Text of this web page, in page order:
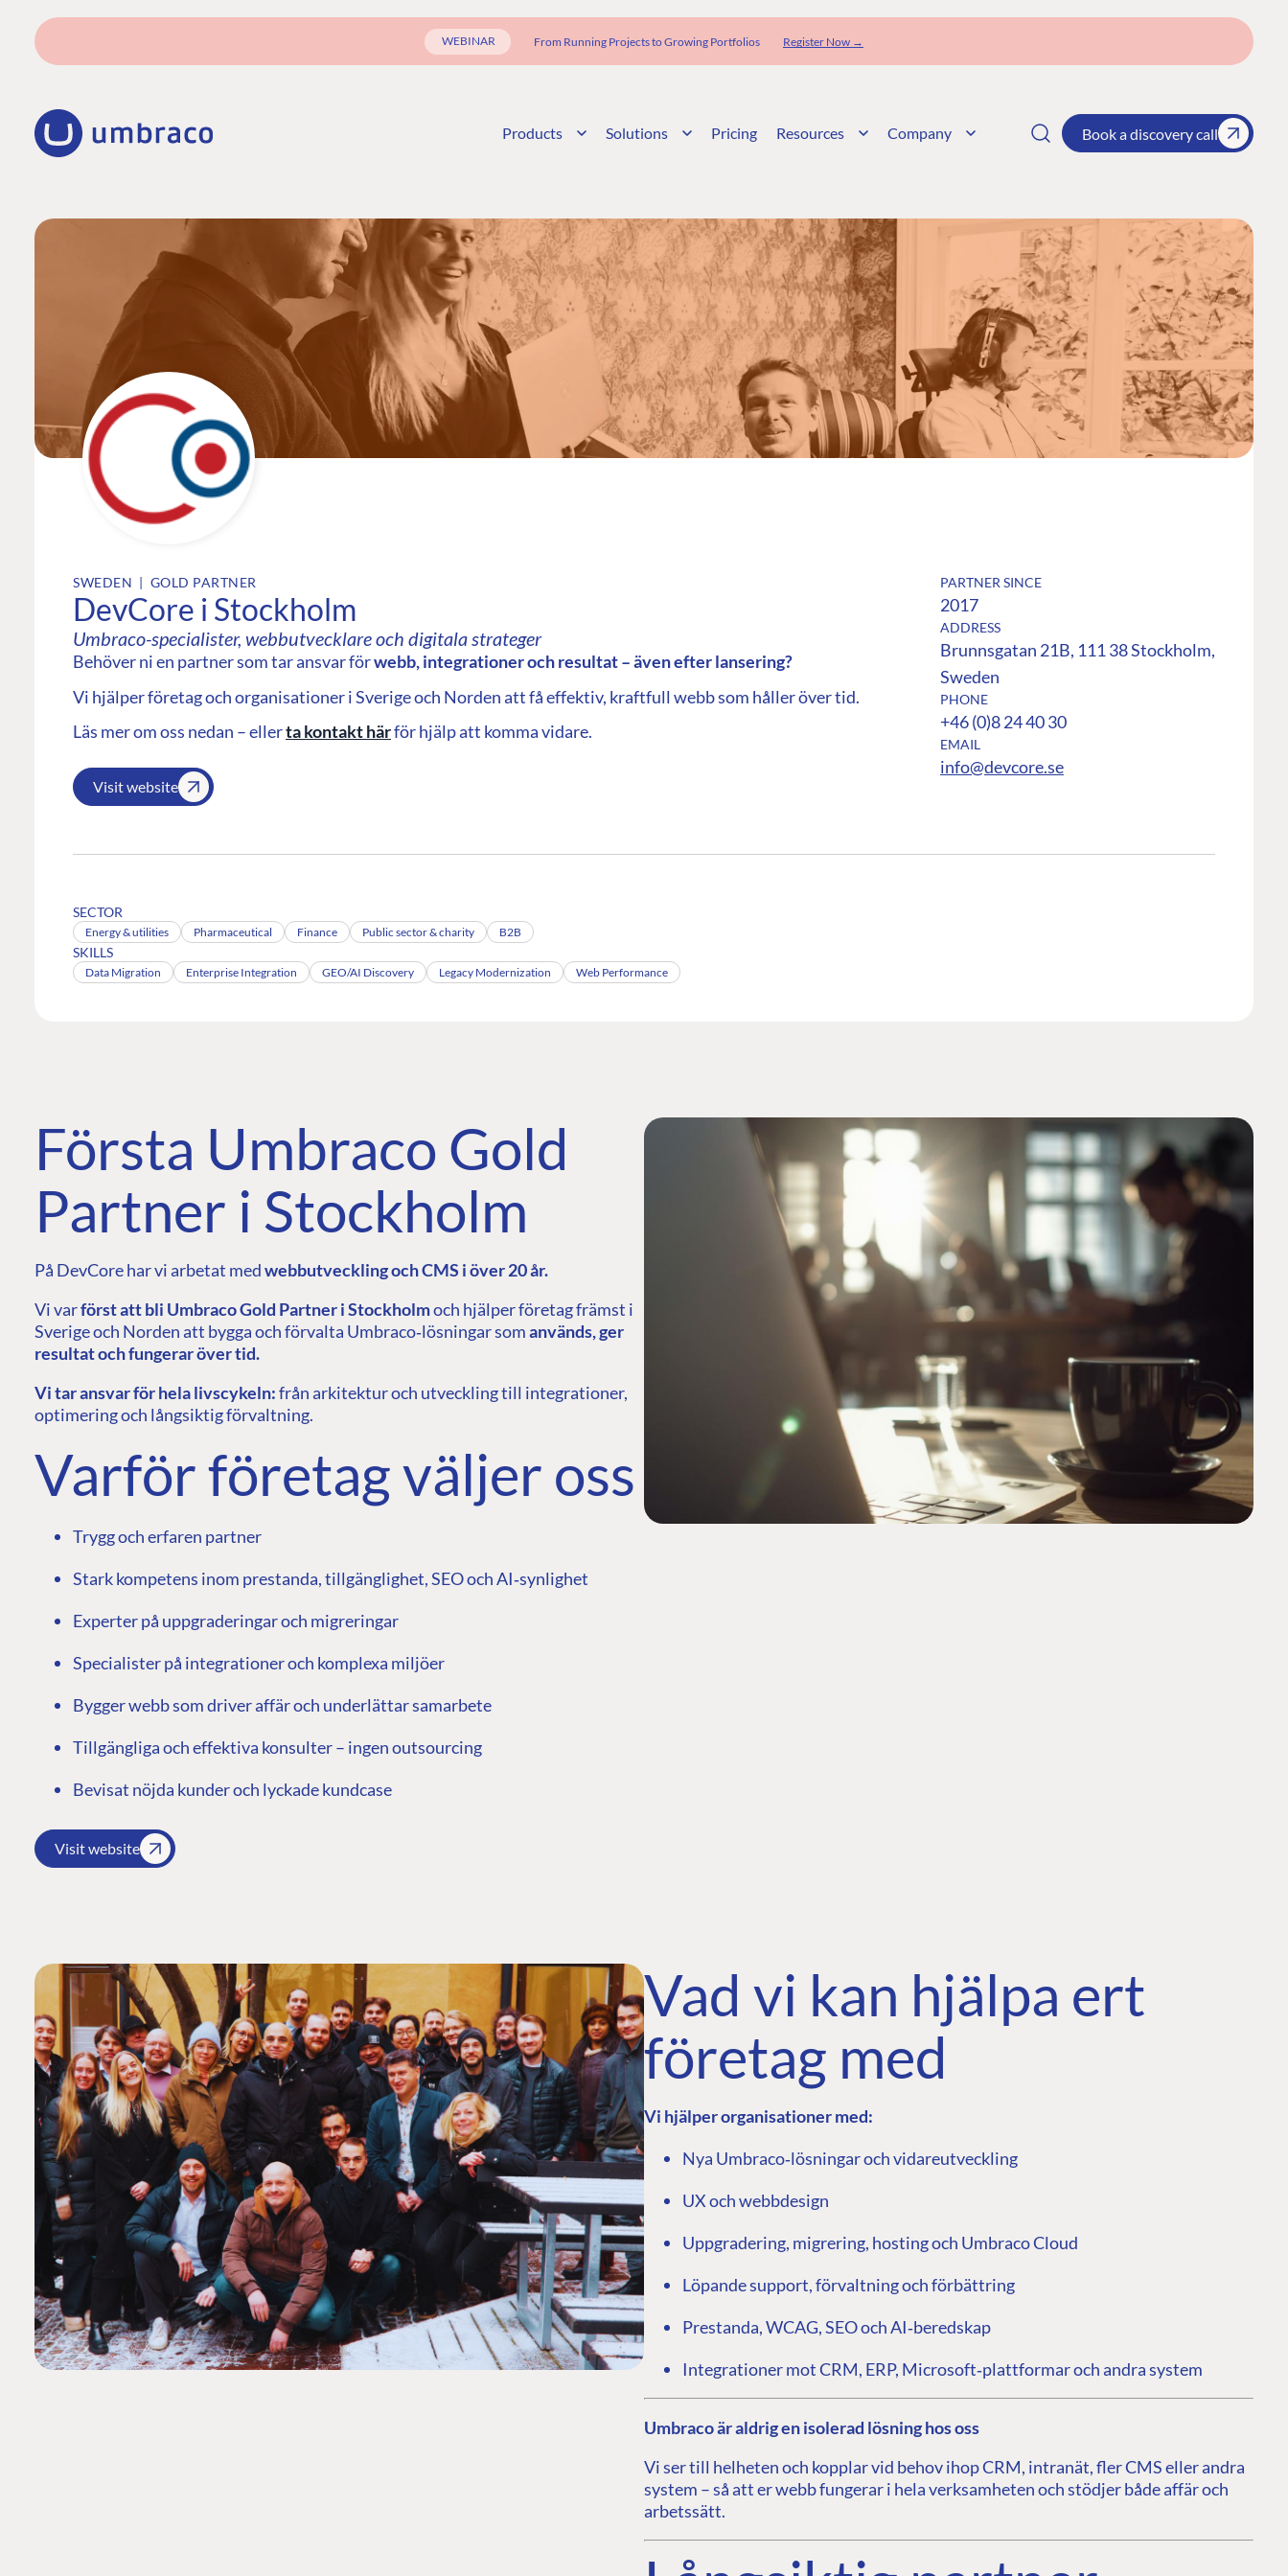
WEBINAR From Running Projects to Growing Portfolios Register Now →
Products Solutions Pricing Resources Company Book a discovery call
SWEDEN | GOLD PARTNER
DevCore i Stockholm
Umbraco-specialister, webbutvecklare och digitala strateger
Behöver ni en partner som tar ansvar förwebb, integrationer och resultat – även efter lansering?
Vi hjälper företag och organisationer i Sverige och Norden att få effektiv, kraftfull webb som håller över tid.
Läs mer om oss nedan – ellerta kontakt härför hjälp att komma vidare.
Visit website
PARTNER SINCE
2017
ADDRESS
Brunnsgatan 21B, 111 38 Stockholm,
Sweden
PHONE
+46 (0)8 24 40 30
EMAIL
info@devcore.se
SECTOR
Energy & utilities Pharmaceutical Finance Public sector & charity B2B
SKILLS
Data Migration Enterprise Integration GEO/AI Discovery Legacy Modernization Web Performance
Första Umbraco Gold
Partner i Stockholm
På DevCore har vi arbetat medwebbutveckling och CMS i över 20 år.
Vi varförst att bli Umbraco Gold Partner i Stockholmoch hjälper företag främst i
Sverige och Norden att bygga och förvalta Umbraco‑lösningar somanvänds, ger
resultat och fungerar över tid.
Vi tar ansvar för hela livscykeln:från arkitektur och utveckling till integrationer,
optimering och långsiktig förvaltning.
Varför företag väljer oss
Trygg och erfaren partner
Stark kompetens inom prestanda, tillgänglighet, SEO och AI‑synlighet
Experter på uppgraderingar och migreringar
Specialister på integrationer och komplexa miljöer
Bygger webb som driver affär och underlättar samarbete
Tillgängliga och effektiva konsulter – ingen outsourcing
Bevisat nöjda kunder och lyckade kundcase
Visit website
Vad vi kan hjälpa ert
företag med
Vi hjälper organisationer med:
Nya Umbraco‑lösningar och vidareutveckling
UX och webbdesign
Uppgradering, migrering, hosting och Umbraco Cloud
Löpande support, förvaltning och förbättring
Prestanda, WCAG, SEO och AI‑beredskap
Integrationer mot CRM, ERP, Microsoft‑plattformar och andra system
Umbraco är aldrig en isolerad lösning hos oss
Vi ser till helheten och kopplar vid behov ihop CRM, intranät, fler CMS eller andra
system – så att er webb fungerar i hela verksamheten och stödjer både affär och
arbetssätt.
Become a Partner
Knowledge Center
Knowledge base
Enterprise CMS
Forum